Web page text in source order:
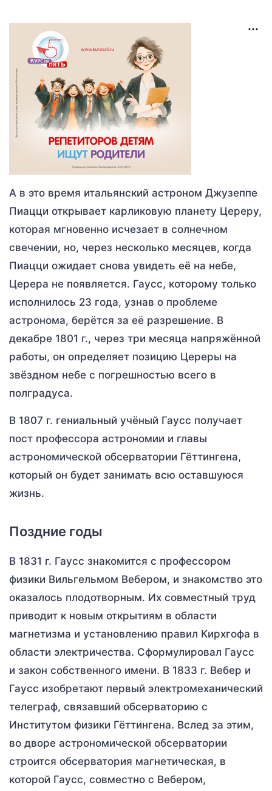
А в это время итальянский астроном Джузеппе
Пиацци открывает карликовую планету Цереру,
которая мгновенно исчезает в солнечном
свечении, но, через несколько месяцев, когда
Пиацци ожидает снова увидеть её на небе,
Церера не появляется. Гаусс, которому только
исполнилось 23 года, узнав о проблеме
астронома, берётся за её разрешение. В
декабре 1801 г., через три месяца напряжённой
работы, он определяет позицию Цереры на
звёздном небе с погрешностью всего в
полградуса.
В 1807 г. гениальный учёный Гаусс получает
пост профессора астрономии и главы
астрономической обсерватории Гёттингена,
который он будет занимать всю оставшуюся
жизнь.
Поздние годы
В 1831 г. Гаусс знакомится с профессором
физики Вильгельмом Вебером, и знакомство это
оказалось плодотворным. Их совместный труд
приводит к новым открытиям в области
магнетизма и установлению правил Кирхгофа в
области электричества. Сформулировал Гаусс
и закон собственного имени. В 1833 г. Вебер и
Гаусс изобретают первый электромеханический
телеграф, связавший обсерваторию с
Институтом физики Гёттингена. Вслед за этим,
во дворе астрономической обсерватории
строится обсерватория магнетическая, в
которой Гаусс, совместно с Вебером,